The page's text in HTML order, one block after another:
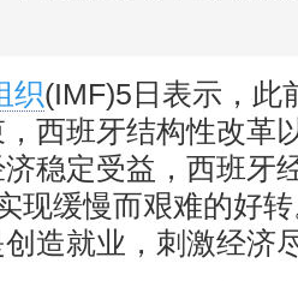
织(IMF)5日表示，此
西班牙结构性改革
稳定受益，西班牙
现缓慢而艰难的好
造就业，刺激经济